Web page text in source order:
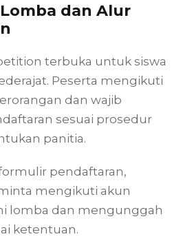
dan Alur
terbuka untuk siswa
Peserta mengikuti
dan wajib
sesuai prosedur
panitia.
pendaftaran,
mengikuti akun
lomba dan mengunggah
ketentuan.